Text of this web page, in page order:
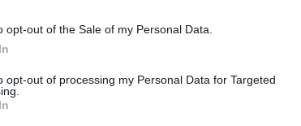
opt-out of the Sale of my Personal Data.
opt-out of processing my Personal Data for Targeted